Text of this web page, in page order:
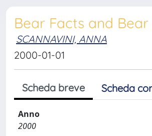
Bear Facts and
SCANNAVINI, ANNA
2000-01-01
Scheda breve Scheda
Anno
2000